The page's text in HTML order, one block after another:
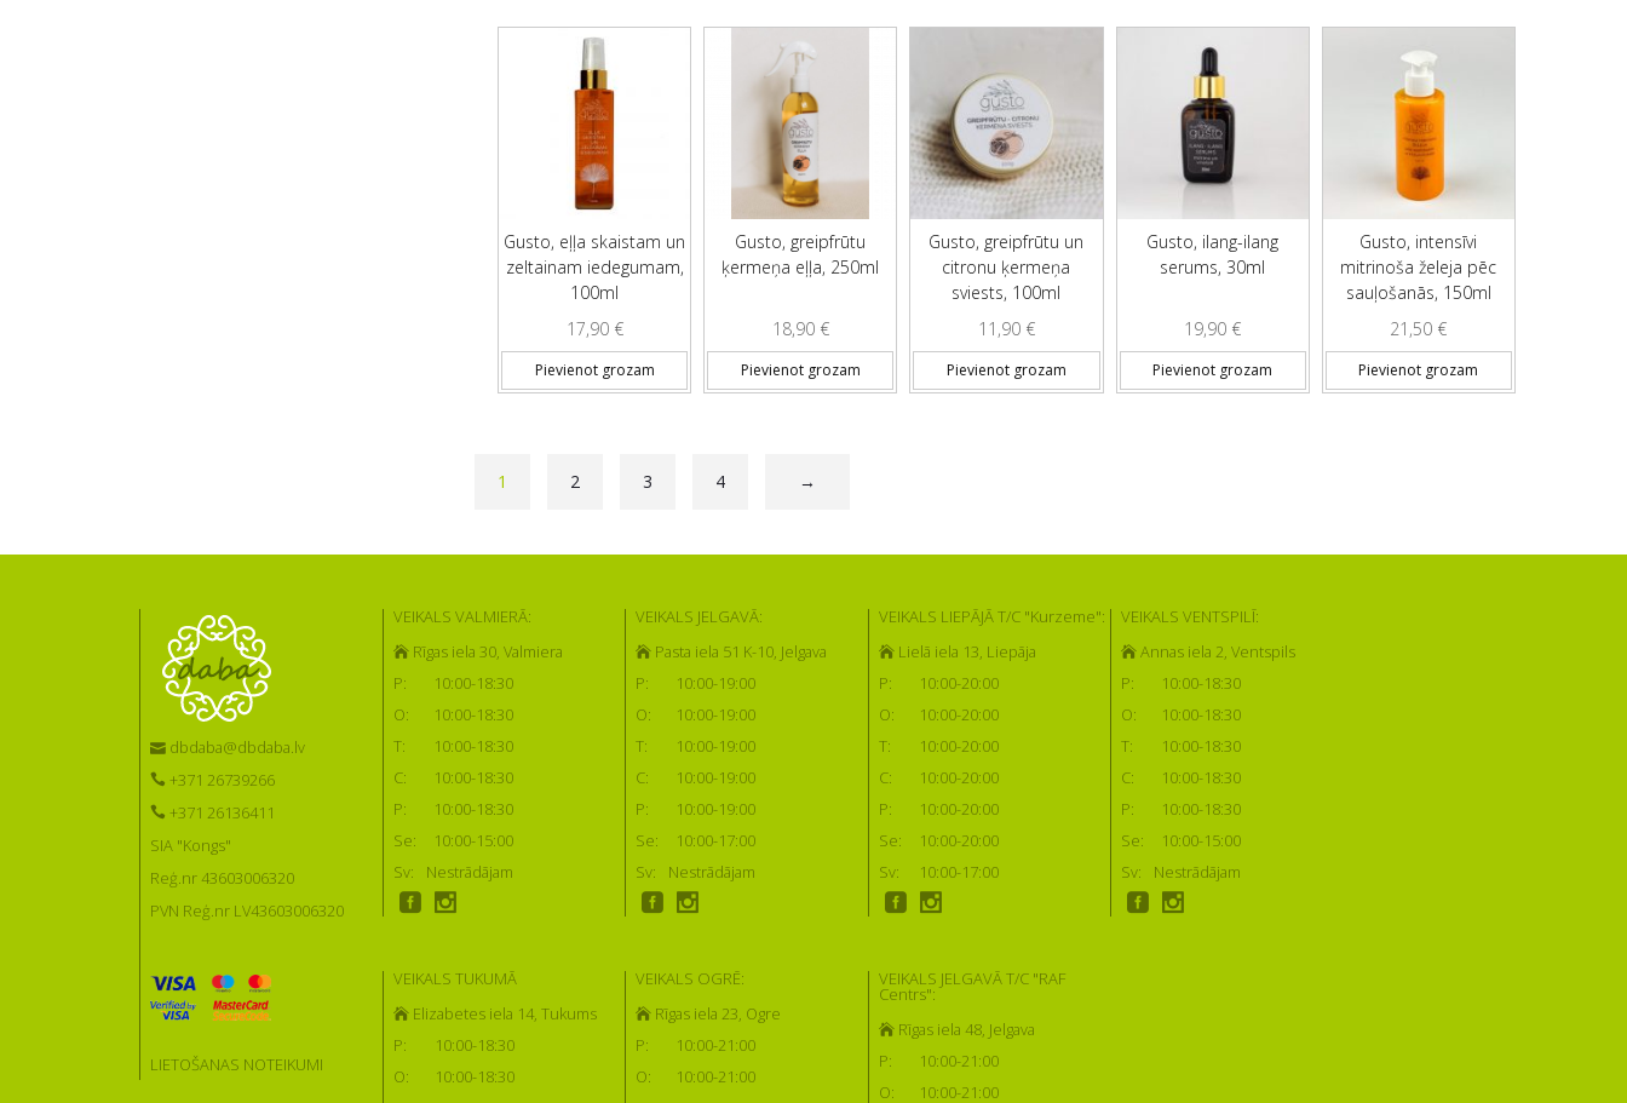
Gusto, eļļa skaistam un
zeltainam iedegumam,
100ml
17,90 €
Pievienot grozam
Gusto, greipfrūtu
ķermeņa eļļa, 250ml
18,90 €
Pievienot grozam
Gusto, greipfrūtu un
citronu ķermeņa
sviests, 100ml
11,90 €
Pievienot grozam
Gusto, ilang-ilang
serums, 30ml
19,90 €
Pievienot grozam
Gusto, intensīvi
mitrinoša želeja pēc
sauļošanās, 150ml
21,50 €
Pievienot grozam
1 2 3 4 →
dbdaba@dbdaba.lv
+371 26739266
+371 26136411
SIA "Kongs"
Reģ.nr 43603006320
PVN Reģ.nr LV43603006320
LIETOŠANAS NOTEIKUMI
VEIKALS VALMIERĀ:
Rīgas iela 30, Valmiera
P:
10:00-18:30
O:
10:00-18:30
T:
10:00-18:30
C:
10:00-18:30
P:
10:00-18:30
Se:
10:00-15:00
Sv:
Nestrādājam
VEIKALS JELGAVĀ:
Pasta iela 51 K-10, Jelgava
P:
10:00-19:00
O:
10:00-19:00
T:
10:00-19:00
C:
10:00-19:00
P:
10:00-19:00
Se:
10:00-17:00
Sv:
Nestrādājam
VEIKALS LIEPĀJĀ T/C "Kurzeme":
Lielā iela 13, Liepāja
P:
10:00-20:00
O:
10:00-20:00
T:
10:00-20:00
C:
10:00-20:00
P:
10:00-20:00
Se:
10:00-20:00
Sv:
10:00-17:00
VEIKALS VENTSPILĪ:
Annas iela 2, Ventspils
P:
10:00-18:30
O:
10:00-18:30
T:
10:00-18:30
C:
10:00-18:30
P:
10:00-18:30
Se:
10:00-15:00
Sv:
Nestrādājam
VEIKALS TUKUMĀ
Elizabetes iela 14, Tukums
P:
10:00-18:30
O:
10:00-18:30
VEIKALS OGRĒ:
Rīgas iela 23, Ogre
P:
10:00-21:00
O:
10:00-21:00
VEIKALS JELGAVĀ T/C "RAF
Centrs":
Rīgas iela 48, Jelgava
P:
10:00-21:00
O:
10:00-21:00